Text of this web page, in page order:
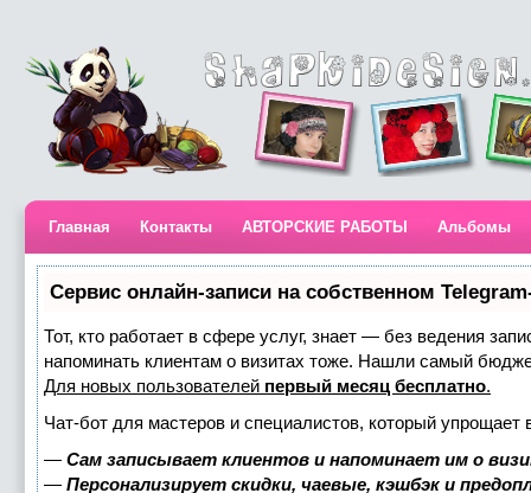
Главная Контакты АВТОРСКИЕ РАБОТЫ Альбомы
Сервис онлайн-записи на собственном
Тот, кто работает в сфере услуг, знает — без ведения
напоминать клиентам о визитах тоже. Нашли самый
Для новых пользователей первый месяц бесплатно.
Чат-бот для мастеров и специалистов, который упрощает
— Сам записывает клиентов и напоминает им о
— Персонализирует скидки, чаевые, кэшбэк и